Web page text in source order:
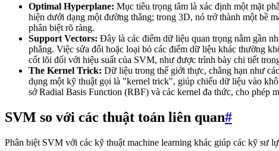
Optimal Hyperplane: Mục tiêu trọng tâm là xác định một mặt
hiện dưới dạng một đường thẳng; trong 3D, nó trở thành một bề
phân biệt rõ ràng.
Support Vectors: Đây là các điểm dữ liệu quan trọng nằm gần
phẳng. Việc sửa đổi hoặc loại bỏ các điểm dữ liệu khác thường
cốt lõi đối với hiệu suất của SVM, như được trình bày chi tiết
The Kernel Trick: Dữ liệu trong thế giới thực, chẳng hạn như
dụng một kỹ thuật gọi là "kernel trick", giúp chiếu dữ liệu vào
sở Radial Basis Function (RBF) và các kernel đa thức, cho phép
SVM so với các thuật toán liên quan#
Phân biệt SVM với các kỹ thuật machine learning khác giúp các kỹ sư